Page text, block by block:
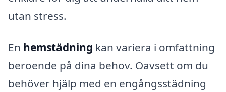
utan stress.
En hemstädning kan variera i omfattning
beroende på dina behov. Oavsett om du
behöver hjälp med en engångsstädning